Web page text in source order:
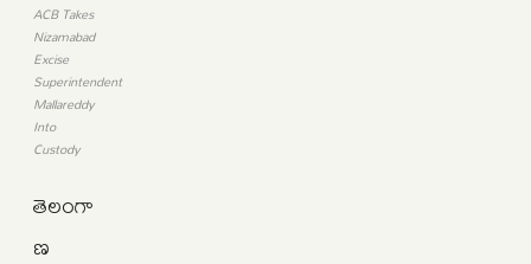
ACB Takes
Nizamabad
Excise
Superintendent
Mallareddy
Into
Custody
తెలంగా
ణ